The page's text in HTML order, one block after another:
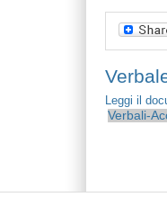
Leggi il
Verbali-